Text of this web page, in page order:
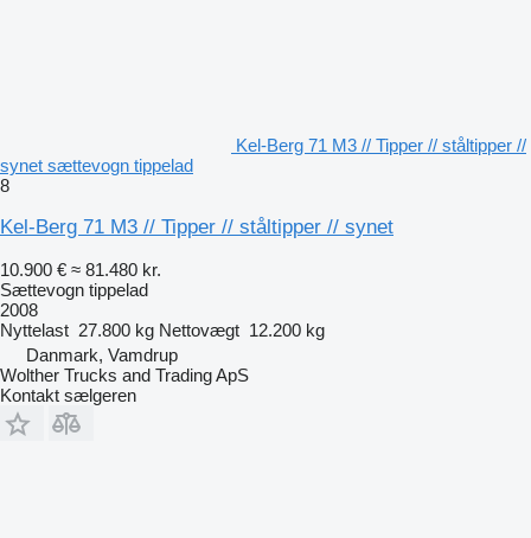
Kel-Berg 71 M3 // Tipper // ståltipper //
synet sættevogn tippelad
8
Kel-Berg 71 M3 // Tipper // ståltipper // synet
10.900 € ≈ 81.480 kr.
Sættevogn tippelad
2008
Nyttelast 27.800 kg Nettovægt 12.200 kg
Danmark, Vamdrup
Wolther Trucks and Trading ApS
Kontakt sælgeren